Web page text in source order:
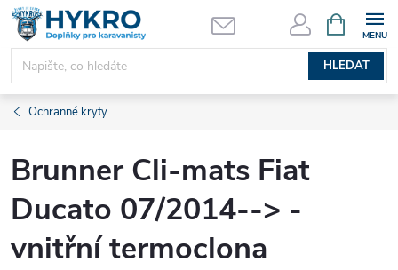
Přejít
obsah
HLEDAT
NÁKUPNÍ
KOŠÍK
Ochranné kryty
Brunner Cli-mats Fiat
Ducato 07/2014--> -
vnitřní termoclona